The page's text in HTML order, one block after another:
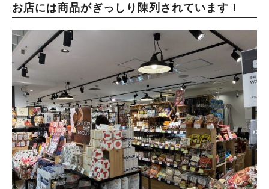
お店には商品がぎっしり陳列されています！